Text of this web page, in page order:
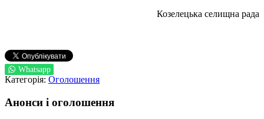
Козелецька селищна рада
Whatsapp
Категорія: Оголошення
Анонси і оголошення